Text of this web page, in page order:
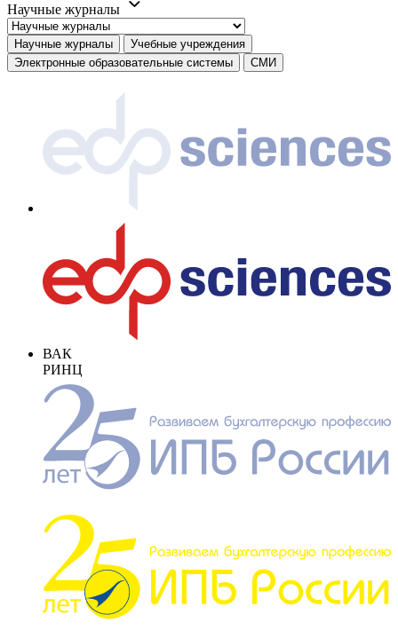
Научные журналы
Научные журналы
Учебные учреждения
Электронные образовательные системы
СМИ
ВАК
РИНЦ